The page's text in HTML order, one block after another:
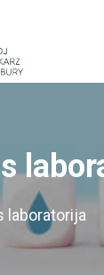
laboratorija